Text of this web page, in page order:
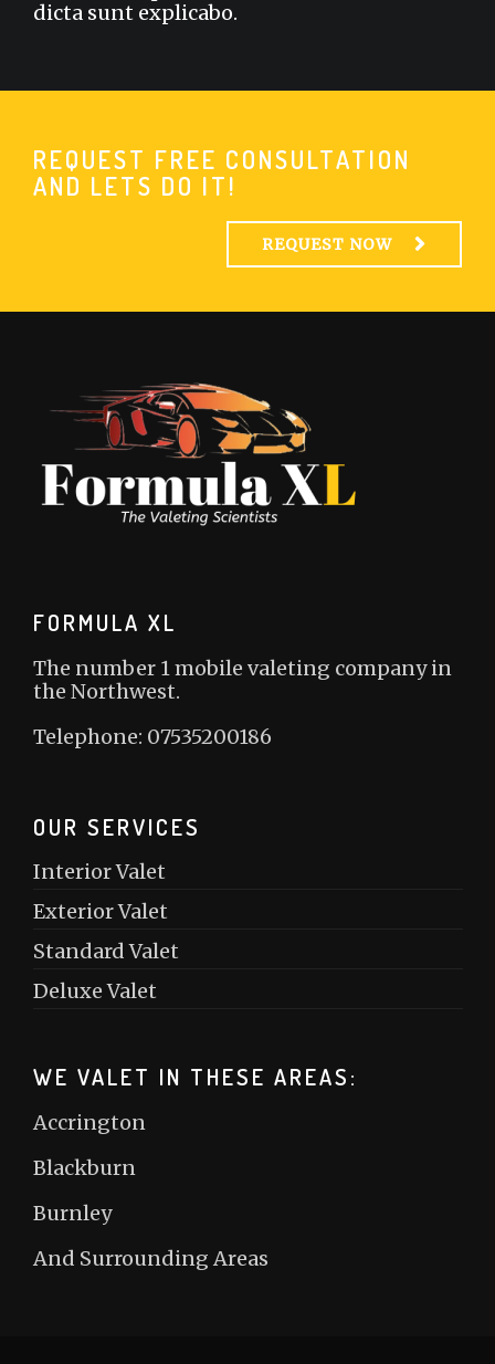
dicta sunt explicabo.
REQUEST FREE CONSULTATION
AND LETS DO IT!
REQUEST NOW
FORMULA XL
The number 1 mobile valeting company in
the Northwest.
Telephone: 07535200186
OUR SERVICES
Interior Valet
Exterior Valet
Standard Valet
Deluxe Valet
WE VALET IN THESE AREAS:
Accrington
Blackburn
Burnley
And Surrounding Areas